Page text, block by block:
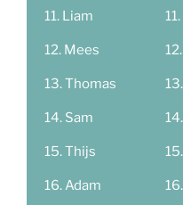
Liam
Mees
Thomas
Sam
Thijs
Adam